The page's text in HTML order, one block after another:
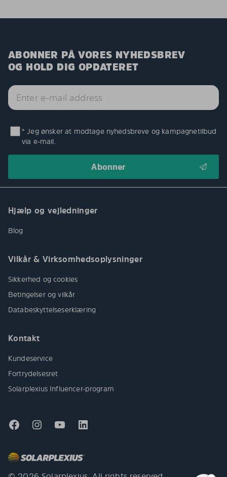
ABONNER PÅ VORES NYHEDSBREV
OG HOLD DIG OPDATERET
* Jeg ønsker at modtage nyhedsbreve og kampagnetilbud
via e-mail.
Hjælp og vejledninger
Blog
Vilkår & Virksomhedsoplysninger
Sikkerhed og cookies
Betingelser og vilkår
Databeskyttelseserklæring
Kontakt
Kundeservice
Fortrydelsesret
Solarplexius Influencer-program